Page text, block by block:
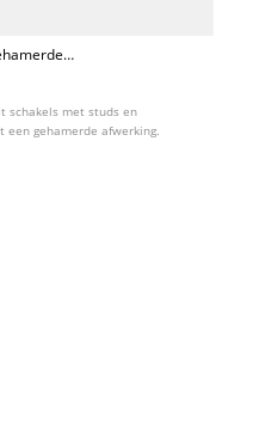
schakels met studs en
gehamerde afwerking.